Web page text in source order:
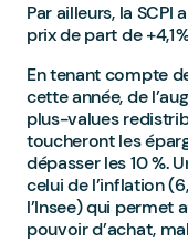
Par ailleurs, la
prix de part de +4,1
En tenant compte
cette année, de
plus-values
toucheront les
dépasser les 10 %.
celui de l’inflation
l’Insee) qui permet
pouvoir d’achat,